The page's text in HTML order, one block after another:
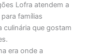
Lofra atendem a
famílias
culinária que gostam
era onde a